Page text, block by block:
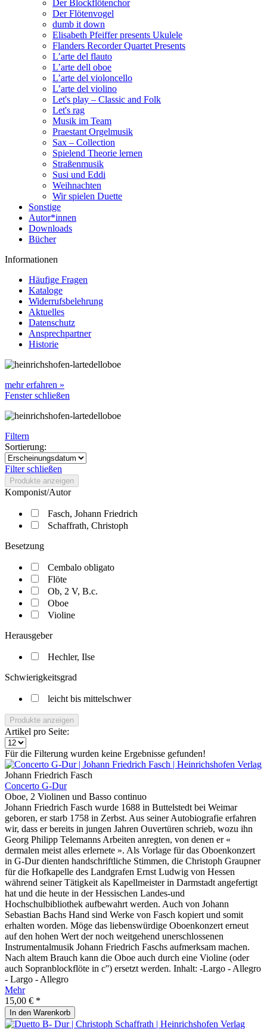
Der Blockflötenchor
Der Flötenvogel
dumb it down
Elisabeth Pfeiffer presents Ukulele
Flanders Recorder Quartet Presents
L’arte del flauto
L’arte dell oboe
L’arte del violoncello
L’arte del violino
Let's play – Classic and Folk
Let's rag
Musik im Team
Praestant Orgelmusik
Sax – Collection
Spielend Theorie lernen
Straßenmusik
Susi und Eddi
Weihnachten
Wir spielen Duette
Sonstige
Autor*innen
Downloads
Bücher
Informationen
Häufige Fragen
Kataloge
Widerrufsbelehrung
Aktuelles
Datenschutz
Ansprechpartner
Historie
mehr erfahren »
Fenster schließen
Filtern
Sortierung:
Filter schließen
Produkte anzeigen
Komponist/Autor
Fasch, Johann Friedrich
Schaffrath, Christoph
Besetzung
Cembalo obligato
Flöte
Ob, 2 V, B.c.
Oboe
Violine
Herausgeber
Hechler, Ilse
Schwierigkeitsgrad
leicht bis mittelschwer
Produkte anzeigen
Artikel pro Seite:
Für die Filterung wurden keine Ergebnisse gefunden!
Johann Friedrich Fasch
Concerto G-Dur
Oboe, 2 Violinen und Basso continuo
Johann Friedrich Fasch wurde 1688 in Buttelstedt bei Weimar
geboren, er starb 1758 in Zerbst. Aus seiner Autobiografie erfahren
wir, dass er bereits in jungen Jahren Ouvertüren schrieb, wozu ihn
Georg Philipp Telemanns Arbeiten anregten, von denen er «
dermalen meist alles erlernete ». Als Vorlage für das Oboenkonzert
in G-Dur dienten handschriftliche Stimmen, die Christoph Graupner
für die Hofkapelle des Landgrafen Ernst Ludwig von Hessen
während seiner Tätigkeit als Kapellmeister in Darmstadt angefertigt
hat und die heute in der Hessischen Landes-und
Hochschulbibliothek aufbewahrt werden. Auch von Johann
Sebastian Bachs Hand sind Werke von Fasch kopiert und somit
erhalten worden. Möge das liebenswürdige Oboenkonzert erneut
auf den hohen Wert der noch weitgehend unerschlossenen
Instrumentalmusik Johann Friedrich Faschs aufmerksam machen.
Nach altem Brauch kann die Oboe auch durch eine Violine (oder
auch Sopranblockflöte in c'') ersetzt werden. Inhalt: -Largo - Allegro
- Largo - Allegro
Mehr
15,00 € *
In den Warenkorb